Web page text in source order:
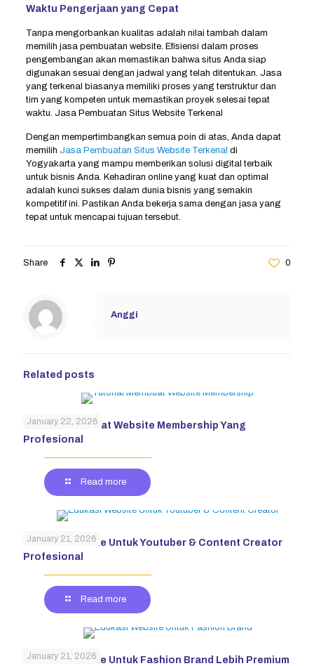
Waktu Pengerjaan yang Cepat
Tanpa mengorbankan kualitas adalah nilai tambah dalam
memilih jasa pembuatan website. Efisiensi dalam proses
pengembangan akan memastikan bahwa situs Anda siap
digunakan sesuai dengan jadwal yang telah ditentukan. Jasa
yang terkenal biasanya memiliki proses yang terstruktur dan
tim yang kompeten untuk memastikan proyek selesai tepat
waktu. Jasa Pembuatan Situs Website Terkenal
Dengan mempertimbangkan semua poin di atas, Anda dapat
memilih Jasa Pembuatan Situs Website Terkenal di
Yogyakarta yang mampu memberikan solusi digital terbaik
untuk bisnis Anda. Kehadiran online yang kuat dan optimal
adalah kunci sukses dalam dunia bisnis yang semakin
kompetitif ini. Pastikan Anda bekerja sama dengan jasa yang
tepat untuk mencapai tujuan tersebut.
Share 0
Anggi
Related posts
January 22, 2026
Tutorial Membuat Website Membership Yang
Profesional
Read more
January 21, 2026
Edukasi Website Untuk Youtuber & Content Creator
Profesional
Read more
January 21, 2026
Edukasi Website Untuk Fashion Brand Lebih Premium